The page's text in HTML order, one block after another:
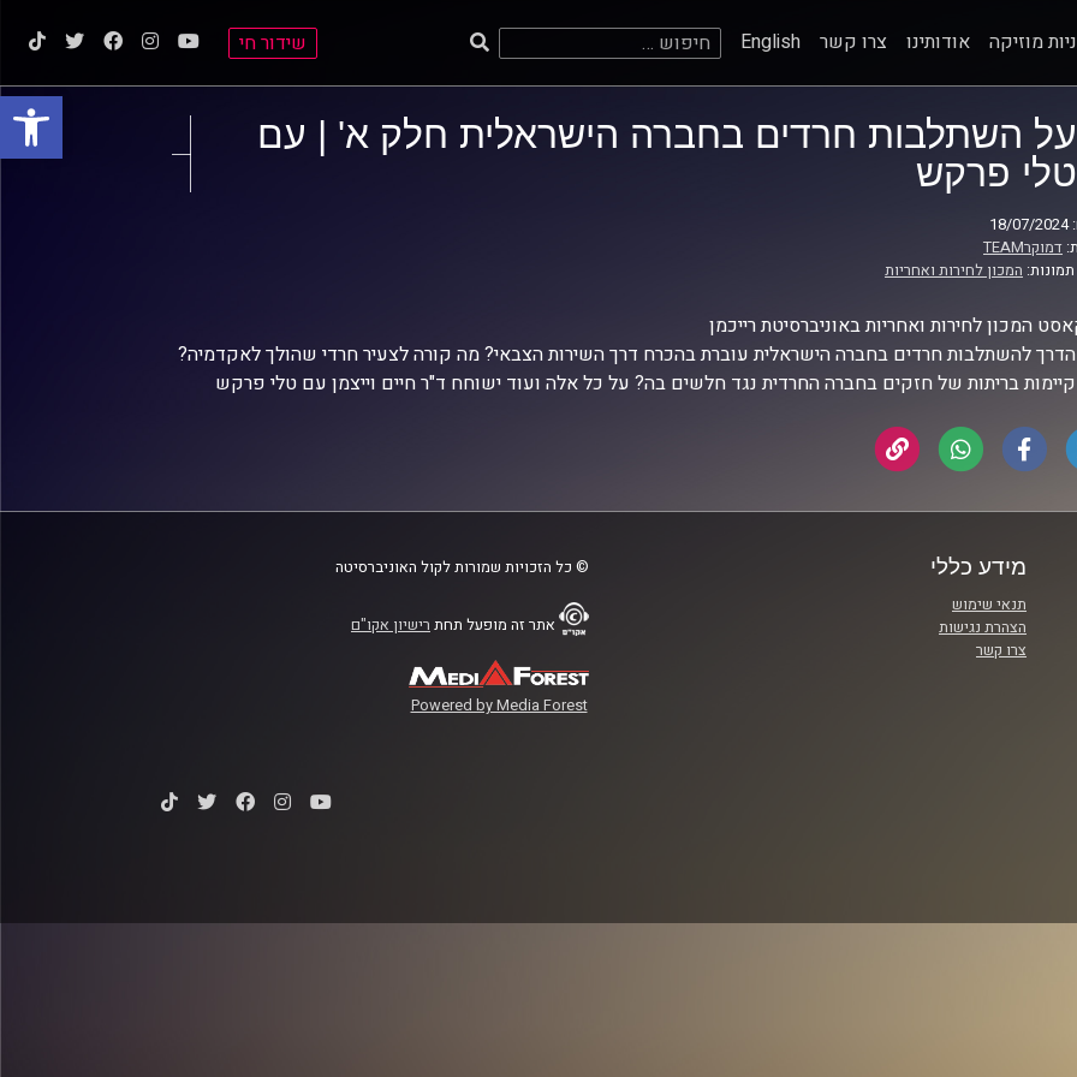
פתח
מוזיקה אודותינו צרו קשר English חיפוש: שידור חי
על השתלבות חרדים בחברה הישראלית חלק א' | עם
טלי פרקש
דמוקרTEAM
המכון לחירות ואחריות
המכון לחירות ואחריות באוניברסיטת רייכמן
להשתלבות חרדים בחברה הישראלית עוברת בהכרח דרך השירות הצבאי? מה קורה לצעיר חרדי שהולך לאקדמיה?
בריתות של חזקים בחברה החרדית נגד חלשים בה? על כל אלה ועוד ישוחח ד"ר חיים וייצמן עם טלי פרקש
מידע כללי
תנאי שימוש
הצהרת נגישות
צרו קשר
© כל הזכויות שמורות לקול האוניברסיטה
אתר זה מופעל תחת רישיון אקו"ם
Powered by Media Forest